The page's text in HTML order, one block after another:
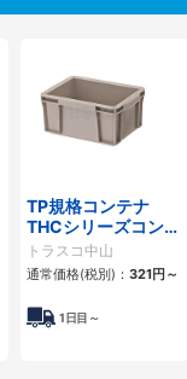
TP規格コンテナ
THCシリーズコンテ
ナ （Bタイプ）
トラスコ中山
通常価格(税別)： 321円 ～
1日目～